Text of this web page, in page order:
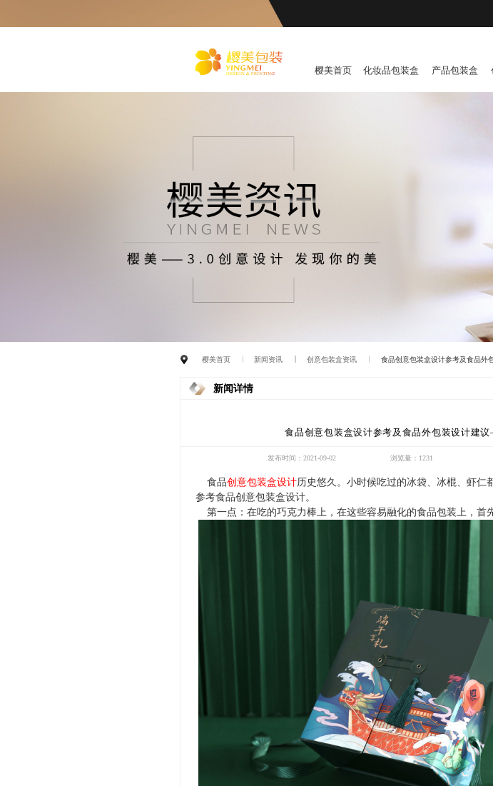
化
妆品包装盒工厂,高档包装
樱美首页 化妆品包装盒 产品包装盒
樱美首页 新闻资讯 创意包装盒资讯 食品创意包装盒设计参考及食品外
新闻详情
食品创意包装盒设计参考及食品外包装设计建
发布时间：2021-09-02 浏览量：1231
食品创意包装盒设计历史悠久。小时候吃过的冰袋、冰棍、虾仁
参考食品创意包装盒设计。
第一点：在吃的巧克力棒上，在这些容易融化的食品包装上，首